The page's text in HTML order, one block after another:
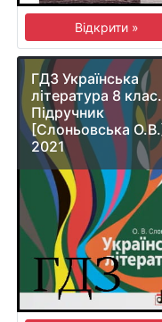
Відкрити »
ГДЗ Українська
література 8 клас.
Підручник
[Слоньовська
2021